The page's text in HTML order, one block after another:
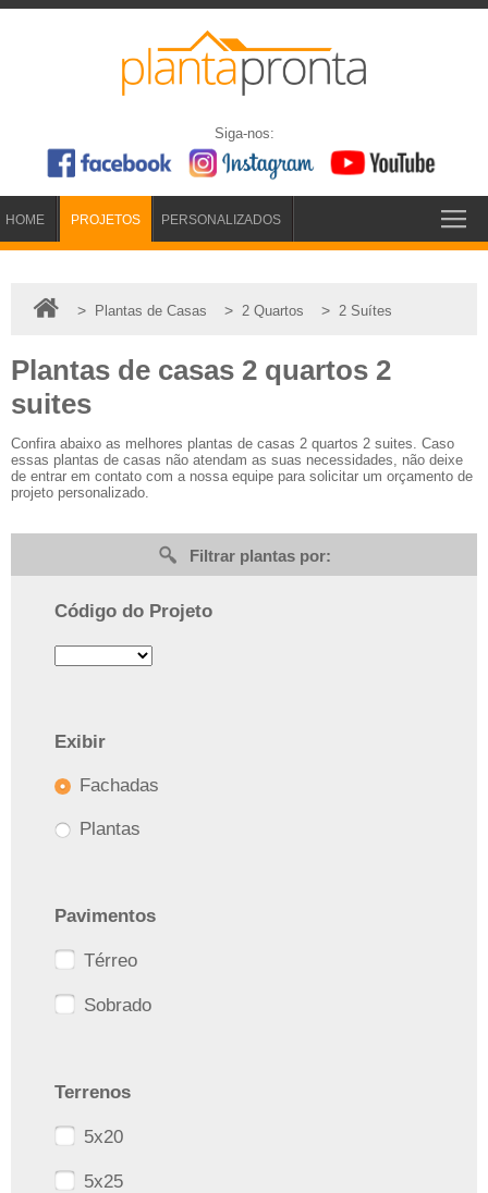
Siga-nos:
HOME PROJETOS PERSONALIZADOS
> Plantas de Casas > 2 Quartos > 2 Suítes
Plantas de casas 2 quartos 2
suites
Confira abaixo as melhores plantas de casas 2 quartos 2 suites. Caso
essas plantas de casas não atendam as suas necessidades, não deixe
de entrar em contato com a nossa equipe para solicitar um orçamento de
projeto personalizado.
Filtrar plantas por:
Código do Projeto
Exibir
Fachadas
Plantas
Pavimentos
Térreo
Sobrado
Terrenos
5x20
5x25